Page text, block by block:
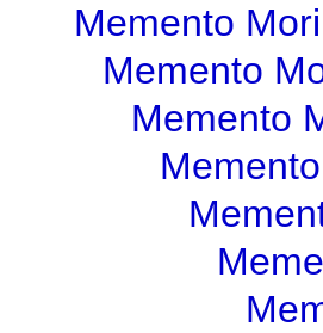
Memento Mori
Memento
Memento